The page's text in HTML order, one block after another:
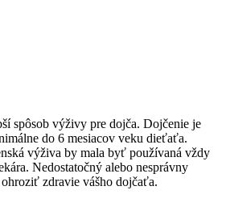
spôsob výživy pre dojča. Dojčenie je
do 6 mesiacov veku dieťaťa.
výživa by mala byť používaná vždy
Nedostatočný alebo nesprávny
zdravie vášho dojčaťa.